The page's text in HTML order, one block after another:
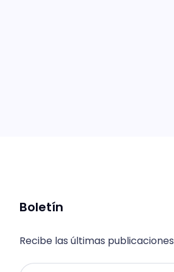
Boletín
Recibe las últimas